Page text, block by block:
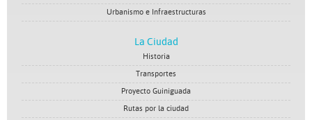
Urbanismo e Infraestructuras
La Ciudad
Historia
Transportes
Proyecto Guiniguada
Rutas por la ciudad